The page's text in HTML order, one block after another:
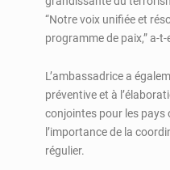
“Notre voix unifiée et
programme de paix,” a-t-
L’ambassadrice a
préventive et à
conjointes pour les
l’importance de la
régulier.